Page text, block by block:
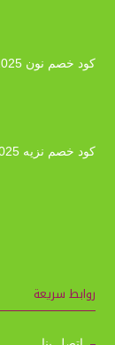
كود خصم نون 2025 أقوى كود خصم discount code
كود خصم نزيه 2025 أقوى كود خصم discount code
روابط سريعة